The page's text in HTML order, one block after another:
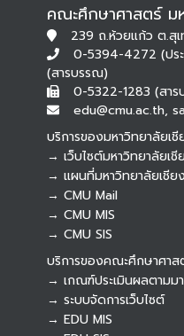
คณะศึกษาศาสตร์ ม
239 ถ.ห้วยแก้ว ต.สุ
0-5394-4272 (ปร
(สารบรรณ)
0-5322-1283 (สา
edu@cmu.ac.th,
บริการของมหาวิทยาลัยเชี
→ เว็บไซต์มหาวิทยาลัยเชี
→ แผนที่มหาวิทยาลัยเชีย
→ CMU Mail
→ CMU MIS
→ CMU SIS
บริการของคณะศึกษาศาส
→ เกณฑ์ประเมินผลตามม
→ ระบบจัดการเว็บไซต์
→ EDU MIS
Botnoi
Connecting…